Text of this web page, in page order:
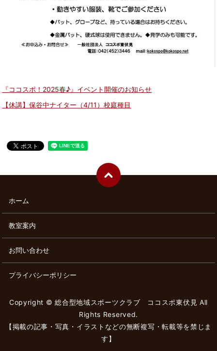
『ココスポ！2025春♪』イベント開催のお知らせ
【休講】保谷中ナイター（4/11）校庭種目
ホーム
教室案内
お問い合わせ
プライバシーポリシー
Copyright © 総合型地域スポーツクラブ ココスポ東伏見 All
Rights Reserved.
【掲載の記事・写真・イラストなどの無断複写・転載等を禁じま
す】